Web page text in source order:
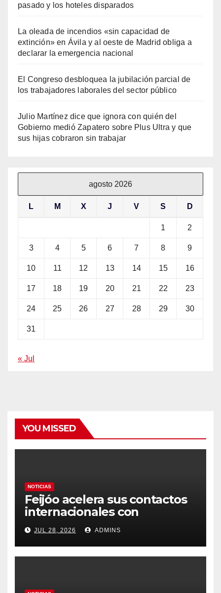
pasado y los hoteles disparados
La oleada de incendios «sin capacidad de
extinción» en Ávila y al oeste de Madrid obliga a
declarar la emergencia nacional
El Congreso desbloquea la jubilación parcial de
los trabajadores laborales del sector público
Julio Martínez dice que ignora con quién del
Gobierno medió Zapatero sobre Plus Ultra y que
sus hijas cobraron sin trabajar
agosto 2026
L M X J V S D
1 2
3 4 5 6 7 8 9
10 11 12 13 14 15 16
17 18 19 20 21 22 23
24 25 26 27 28 29 30
31
« Jul
YOU MISSED
NOTICIAS
Feijóo acelera sus contactos
internacionales con
Latinoamérica como socio
prioritario en su agenda de
gobierno
JUL 28, 2026 ADMINS